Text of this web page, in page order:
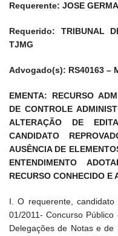
Requerente: JOSE
Requerido: TRIBUNAL
TJMG
Advogado(s): RS40163 –
EMENTA: RECURSO
DE CONTROLE
ALTERAÇÃO DE
CANDIDATO
AUSÊNCIA DE
ENTENDIMENTO
RECURSO CONHECIDO E
I. O requerente,
01/2011- Concurso
Delegações de Notas e de